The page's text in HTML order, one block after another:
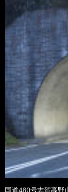
国道480号志賀高野